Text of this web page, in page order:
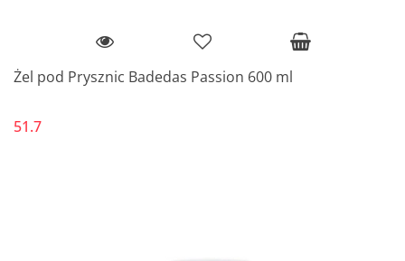
Żel pod Prysznic Badedas Passion 600 ml
51.7